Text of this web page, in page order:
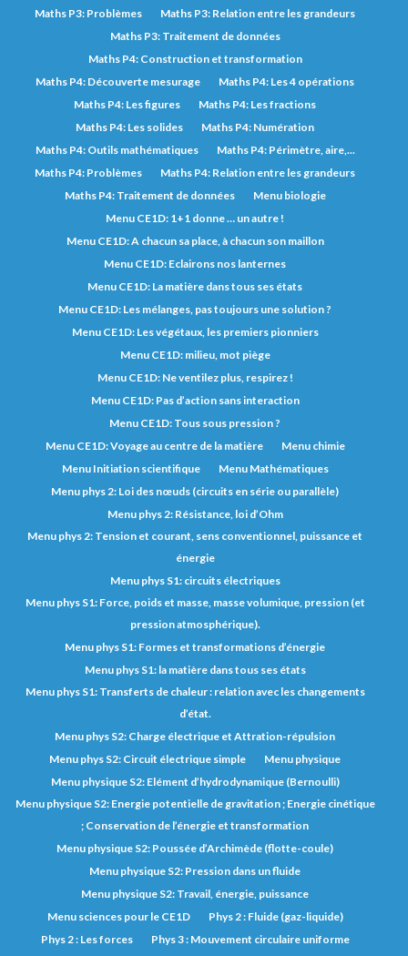
Maths P3: Problèmes
Maths P3: Relation entre les grandeurs
Maths P3: Traitement de données
Maths P4: Construction et transformation
Maths P4: Découverte mesurage
Maths P4: Les 4 opérations
Maths P4: Les figures
Maths P4: Les fractions
Maths P4: Les solides
Maths P4: Numération
Maths P4: Outils mathématiques
Maths P4: Périmètre, aire,...
Maths P4: Problèmes
Maths P4: Relation entre les grandeurs
Maths P4: Traitement de données
Menu biologie
Menu CE1D: 1+1 donne … un autre !
Menu CE1D: A chacun sa place, à chacun son maillon
Menu CE1D: Eclairons nos lanternes
Menu CE1D: La matière dans tous ses états
Menu CE1D: Les mélanges, pas toujours une solution ?
Menu CE1D: Les végétaux, les premiers pionniers
Menu CE1D: milieu, mot piège
Menu CE1D: Ne ventilez plus, respirez !
Menu CE1D: Pas d’action sans interaction
Menu CE1D: Tous sous pression ?
Menu CE1D: Voyage au centre de la matière
Menu chimie
Menu Initiation scientifique
Menu Mathématiques
Menu phys 2: Loi des nœuds (circuits en série ou parallèle)
Menu phys 2: Résistance, loi d’Ohm
Menu phys 2: Tension et courant, sens conventionnel, puissance et
énergie
Menu phys S1: circuits électriques
Menu phys S1: Force, poids et masse, masse volumique, pression (et
pression atmosphérique).
Menu phys S1: Formes et transformations d’énergie
Menu phys S1: la matière dans tous ses états
Menu phys S1: Transferts de chaleur : relation avec les changements
d’état.
Menu phys S2: Charge électrique et Attration-répulsion
Menu phys S2: Circuit électrique simple
Menu physique
Menu physique S2: Elément d’hydrodynamique (Bernoulli)
Menu physique S2: Energie potentielle de gravitation ; Energie cinétique
; Conservation de l’énergie et transformation
Menu physique S2: Poussée d’Archimède (flotte-coule)
Menu physique S2: Pression dans un fluide
Menu physique S2: Travail, énergie, puissance
Menu sciences pour le CE1D
Phys 2 : Fluide (gaz-liquide)
Phys 2 : Les forces
Phys 3 : Mouvement circulaire uniforme